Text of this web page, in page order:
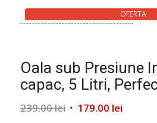
OFERTA
Oala sub Presiune
capac, 5 Litri,
239.00lei Prețul
179.00 leiPrețul